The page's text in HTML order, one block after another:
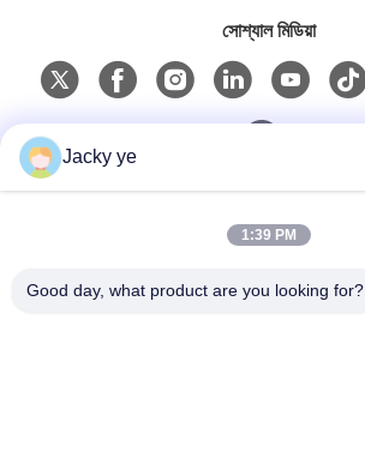
সোশ্যাল মিডিয়া
দ্রুত যোগাযোগ
Jacky ye
1:39 PM
Good day, what product are you looking for?